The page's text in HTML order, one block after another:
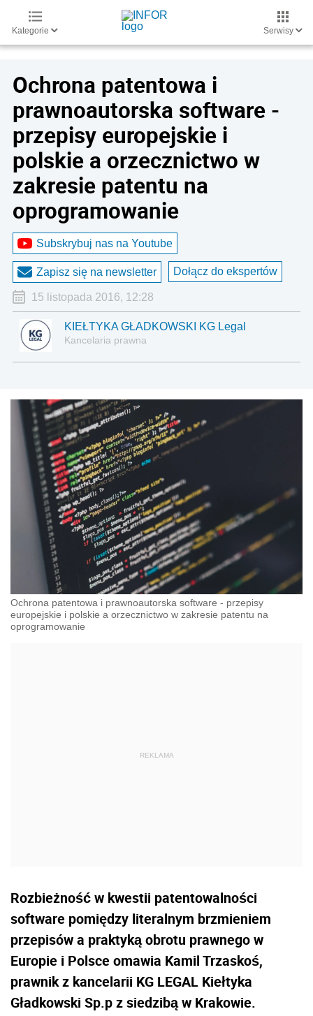
Kategorie Serwisy
Ochrona patentowa i
prawnoautorska software -
przepisy europejskie i
polskie a orzecznictwo w
zakresie patentu na
oprogramowanie
Subskrybuj nas na Youtube
Zapisz się na newsletter Dołącz do ekspertów
15 listopada 2016, 12:28
KIEŁTYKA GŁADKOWSKI KG Legal
Kancelaria prawna
Ochrona patentowa i prawnoautorska software - przepisy
europejskie i polskie a orzecznictwo w zakresie patentu na
oprogramowanie
Rozbieżność w kwestii patentowalności
software pomiędzy literalnym brzmieniem
przepisów a praktyką obrotu prawnego w
Europie i Polsce omawia Kamil Trzaskoś,
prawnik z kancelarii KG LEGAL Kiełtyka
Gładkowski Sp.p z siedzibą w Krakowie.